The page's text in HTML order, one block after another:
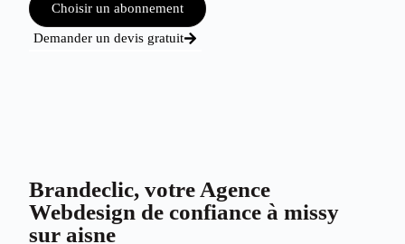
Choisir un abonnement
Demander un devis gratuit
Brandeclic, votre Agence
Webdesign de confiance à missy
sur aisne